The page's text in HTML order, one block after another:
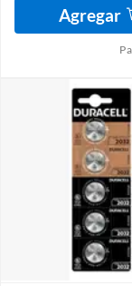
Agregar